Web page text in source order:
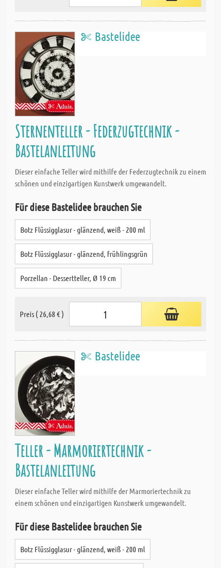
Bastelidee
Sternenteller - Federzugtechnik -
Bastelanleitung
Dieser einfache Teller wird mithilfe der Federzugtechnik zu einem
schönen und einzigartigen Kunstwerk umgewandelt.
Für diese Bastelidee brauchen Sie
Botz Flüssigglasur - glänzend, weiß - 200 ml
Botz Flüssigglasur - glänzend, frühlingsgrün
Porzellan - Dessertteller, Ø 19 cm
Preis ( 26,68 € )
Bastelidee
Teller - Marmoriertechnik -
Bastelanleitung
Dieser einfache Teller wird mithilfe der Marmoriertechnik zu
einem schönen und einzigartigen Kunstwerk umgewandelt.
Für diese Bastelidee brauchen Sie
Botz Flüssigglasur - glänzend, weiß - 200 ml